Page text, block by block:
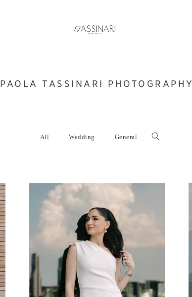
PAOLA TASSINARI PHOTOGRAPHY
All Wedding General